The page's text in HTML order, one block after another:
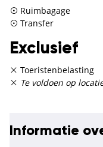
Ruimbagage
Transfer
Exclusief
Toeristenbelasting
Te voldoen op
Informatie